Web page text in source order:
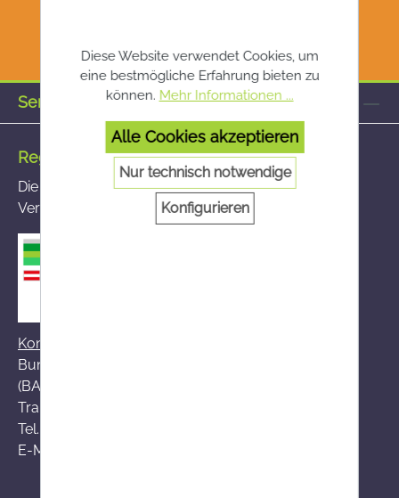
Service-Hotline
Registrierte Versandapotheke
Die von Ihnen aufgerufene Versandapotheke ist im
Versandapothekenregister des BASG registriert
Kontakt zum BASG
Bundesamt für Sicherheit im Gesundheitswesen
(BASG), AGES-Medizinmarktaufsicht (AGES MEA)
Traisengasse 5, A-1200 Wien
Tel.:
E-Mail:
Diese Website verwendet Cookies, um
eine bestmögliche Erfahrung bieten zu
können. Mehr Informationen ...
Alle Cookies akzeptieren
Nur technisch notwendige
Konfigurieren